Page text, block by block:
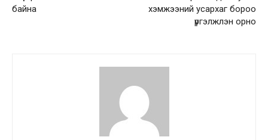
байна
хэмжээний усархаг бороо
үргэлжлэн орно